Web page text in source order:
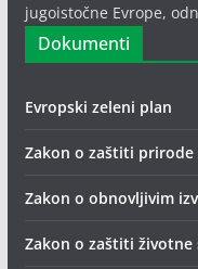
jugoistočne Evrope,
Dokumenti
Evropski zeleni plan
Zakon o zaštiti prirode
Zakon o obnovljivim
Zakon o zaštiti životne